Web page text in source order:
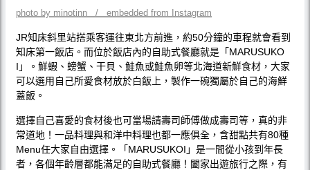
photo by minotinn / embedded from Instagram
JR知床斜里站搭乘客運往東北方前進，約50分鐘的車程就會看到
知床第一飯店。而位於飯店內的自助式餐廳就是「MARUSUKO
I」。鮮蝦、螃蟹、干貝、鮭魚或鮭魚卵等北海道新鮮食材，大家
可以選用自己所愛食材放於白飯上，製作一碗獨屬於自己的海鮮
蓋飯。
選擇自己喜愛的食材後也可當場請壽司師傅做成壽司等，真的非
常道地！一品料理與和洋中料理也都一應俱全，含甜點共有80種
Menu任大家自由選擇。「MARUSUKOI」是一間從小孩到年長
者，各個年齡層都能滿足的自助式餐廳！闔家出遊旅行之際，有